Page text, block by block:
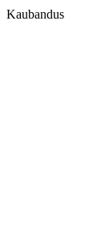
Kaubandus